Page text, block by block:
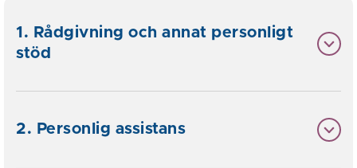
1. Rådgivning och annat personligt
stöd
2. Personlig assistans